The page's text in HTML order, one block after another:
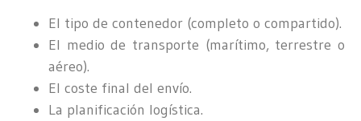
El tipo de contenedor (completo o compartido).
El medio de transporte (marítimo, terrestre o
aéreo).
El coste final del envío.
La planificación logística.